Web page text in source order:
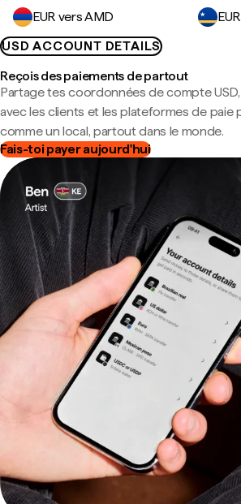
EUR vers AMD
USD ACCOUNT DETAILS
Reçois des paiements de partout
Partage tes coordonnées de compte USD,
avec les clients et les plateformes de paie
comme un local, partout dans le monde.
Fais-toi payer aujourd'hui